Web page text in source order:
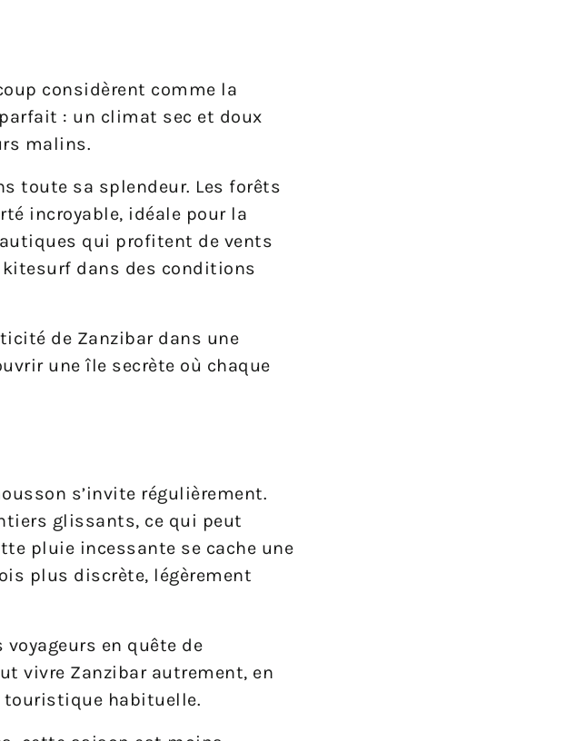
considèrent comme la
: un climat sec et doux
malins.
toute sa splendeur. Les forêts
incroyable, idéale pour la
qui profitent de vents
kitesurf dans des conditions
de Zanzibar dans une
une île secrète où chaque
s’invite régulièrement.
glissants, ce qui peut
pluie incessante se cache une
plus discrète, légèrement
en quête de
vivre Zanzibar autrement, en
touristique habituelle.